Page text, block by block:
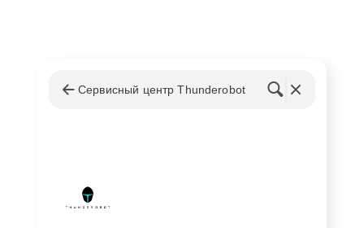
Сервисный центр Thunderobot